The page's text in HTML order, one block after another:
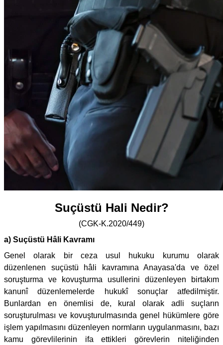
Suçüstü Hali Nedir?
(CGK-K.2020/449)
a) Suçüstü Hâli Kavramı
Genel olarak bir ceza usul hukuku kurumu olarak
düzenlenen suçüstü hâli kavramına Anayasa'da ve özel
soruşturma ve kovuşturma usullerini düzenleyen birtakım
kanunî düzenlemelerde hukukî sonuçlar atfedilmiştir.
Bunlardan en önemlisi de, kural olarak adli suçların
soruşturulması ve kovuşturulmasında genel hükümlere göre
işlem yapılmasını düzenleyen normların uygulanmasını, bazı
kamu görevlilerinin ifa ettikleri görevlerin niteliğinden